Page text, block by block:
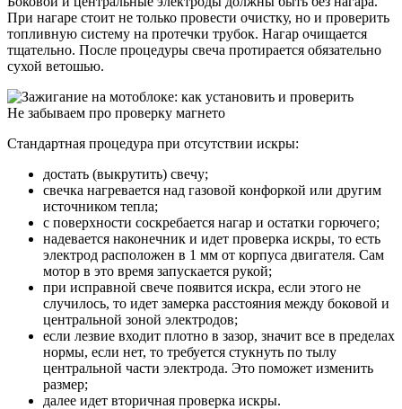
При нагаре стоит не только провести очистку, но и проверить
топливную систему на протечки трубок. Нагар очищается
тщательно. После процедуры свеча протирается обязательно
сухой ветошью.
Не забываем про проверку магнето
Стандартная процедура при отсутствии искры:
достать (выкрутить) свечу;
свечка нагревается над газовой конфоркой или другим
источником тепла;
с поверхности соскребается нагар и остатки горючего;
надевается наконечник и идет проверка искры, то есть
электрод расположен в 1 мм от корпуса двигателя. Сам
мотор в это время запускается рукой;
при исправной свече появится искра, если этого не
случилось, то идет замерка расстояния между боковой и
центральной зоной электродов;
если лезвие входит плотно в зазор, значит все в пределах
нормы, если нет, то требуется стукнуть по тылу
центральной части электрода. Это поможет изменить
размер;
далее идет вторичная проверка искры.